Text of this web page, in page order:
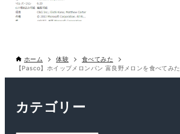
ホーム 体験
食べてみた
【Pasco】ホイップメロンパン 富良野メロンを食べてみた
カテゴリー